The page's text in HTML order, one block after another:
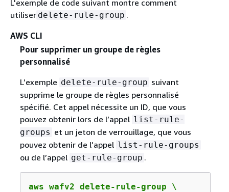
L'exemple de code suivant montre comment
utiliser delete-rule-group .
AWS CLI
Pour supprimer un groupe de règles
personnalisé
L’exemple delete-rule-group suivant
supprime le groupe de règles personnalisé
spécifié. Cet appel nécessite un ID, que vous
pouvez obtenir lors de l’appel list-rule-
groups et un jeton de verrouillage, que vous
pouvez obtenir de l’appel list-rule-groups
ou de l’appel get-rule-group .
aws wafv2 delete-rule-group \